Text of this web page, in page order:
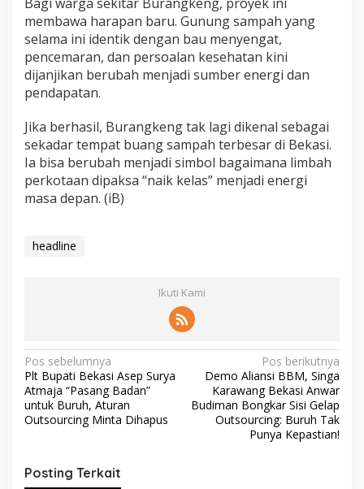
membawa harapan baru. Gunung sampah yang
selama ini identik dengan bau menyengat,
pencemaran, dan persoalan kesehatan kini
dijanjikan berubah menjadi sumber energi dan
pendapatan.
Jika berhasil, Burangkeng tak lagi dikenal sebagai
sekadar tempat buang sampah terbesar di Bekasi.
Ia bisa berubah menjadi simbol bagaimana limbah
perkotaan dipaksa “naik kelas” menjadi energi
masa depan. (iB)
headline
Ikuti Kami
Pos sebelumnya
Plt Bupati Bekasi Asep Surya
Atmaja “Pasang Badan”
untuk Buruh, Aturan
Outsourcing Minta Dihapus
Pos berikutnya
Demo Aliansi BBM, Singa
Karawang Bekasi Anwar
Budiman Bongkar Sisi Gelap
Outsourcing: Buruh Tak
Punya Kepastian!
Posting Terkait